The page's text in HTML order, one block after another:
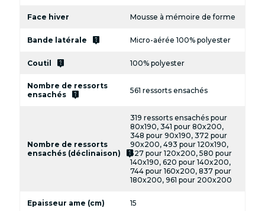
Face hiver Mousse à mémoire de forme
Bande latérale live_help Micro-aérée 100% polyester
Coutil live_help 100% polyester
Nombre de ressorts
ensachés
live_help 561 ressorts ensachés
Nombre de ressorts
ensachés (déclinaison)
live_help
319 ressorts ensachés pour
80x190, 341 pour 80x200,
348 pour 90x190, 372 pour
90x200, 493 pour 120x190,
527 pour 120x200, 580 pour
140x190, 620 pour 140x200,
744 pour 160x200, 837 pour
180x200, 961 pour 200x200
Epaisseur ame (cm) 15